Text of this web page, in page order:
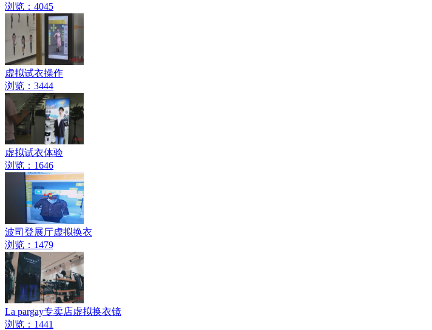
浏览：4045
虚拟试衣操作
浏览：3444
虚拟试衣体验
浏览：1646
波司登展厅虚拟换衣
浏览：1479
La pargay专卖店虚拟换衣镜
浏览：1441